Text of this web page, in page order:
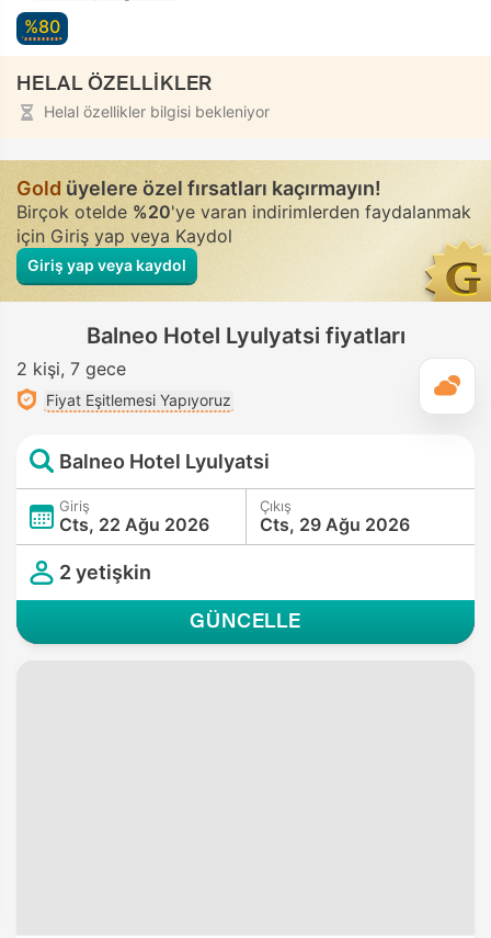
%80
HELAL ÖZELLİKLER
Helal özellikler bilgisi bekleniyor
Goldüyelere özel fırsatları kaçırmayın!
Birçok otelde%20'ye varan indirimlerden faydalanmak
için Giriş yap veya Kaydol
Giriş yap veya kaydol
Balneo Hotel Lyulyatsi fiyatları
2 kişi 7 gece
Fiyat Eşitlemesi Yapıyoruz
Balneo Hotel Lyulyatsi
Giriş
Cts, 22 Ağu 2026
Çıkış
Cts, 29 Ağu 2026
2 yetişkin
GÜNCELLE